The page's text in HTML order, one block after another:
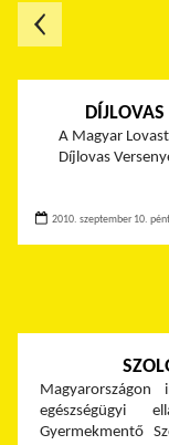
A Magyar
Díjlovas
2010. szeptember 10.
egészségügyi
Gyermekmentő